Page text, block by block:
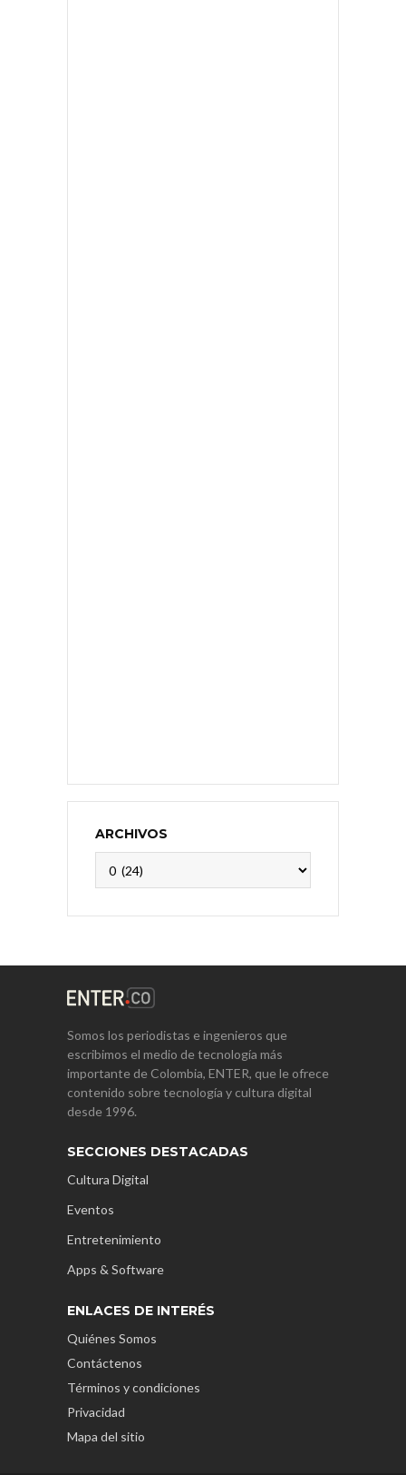
ARCHIVOS
Somos los periodistas e ingenieros que
escribimos el medio de tecnología más
importante de Colombia, ENTER, que le ofrece
contenido sobre tecnología y cultura digital
desde 1996.
SECCIONES DESTACADAS
Cultura Digital
Eventos
Entretenimiento
Apps & Software
ENLACES DE INTERÉS
Quiénes Somos
Contáctenos
Términos y condiciones
Privacidad
Mapa del sitio